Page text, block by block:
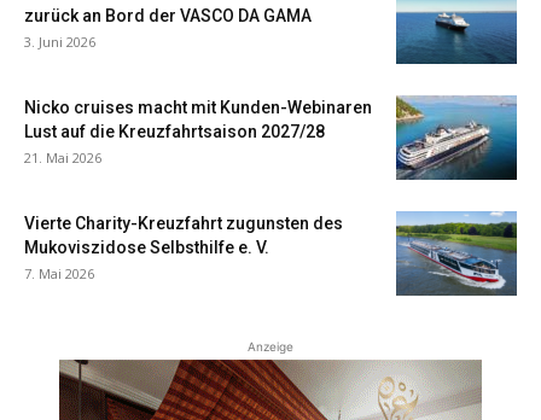
zurück an Bord der VASCO DA GAMA
3. Juni 2026
Nicko cruises macht mit Kunden-Webinaren
Lust auf die Kreuzfahrtsaison 2027/28
21. Mai 2026
Vierte Charity-Kreuzfahrt zugunsten des
Mukoviszidose Selbsthilfe e. V.
7. Mai 2026
Anzeige